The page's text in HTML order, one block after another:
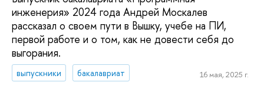
инженерия» 2024 года Андрей Москалев
рассказал о своем пути в Вышку, учебе на ПИ,
первой работе и о том, как не довести себя до
выгорания.
выпускники бакалавриат 16 мая, 2025 г.